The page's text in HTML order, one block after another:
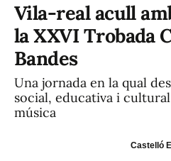
Vila-real acull
la XXVI Trobada
Bandes
Una jornada en la qual
social, educativa i
música
Castelló